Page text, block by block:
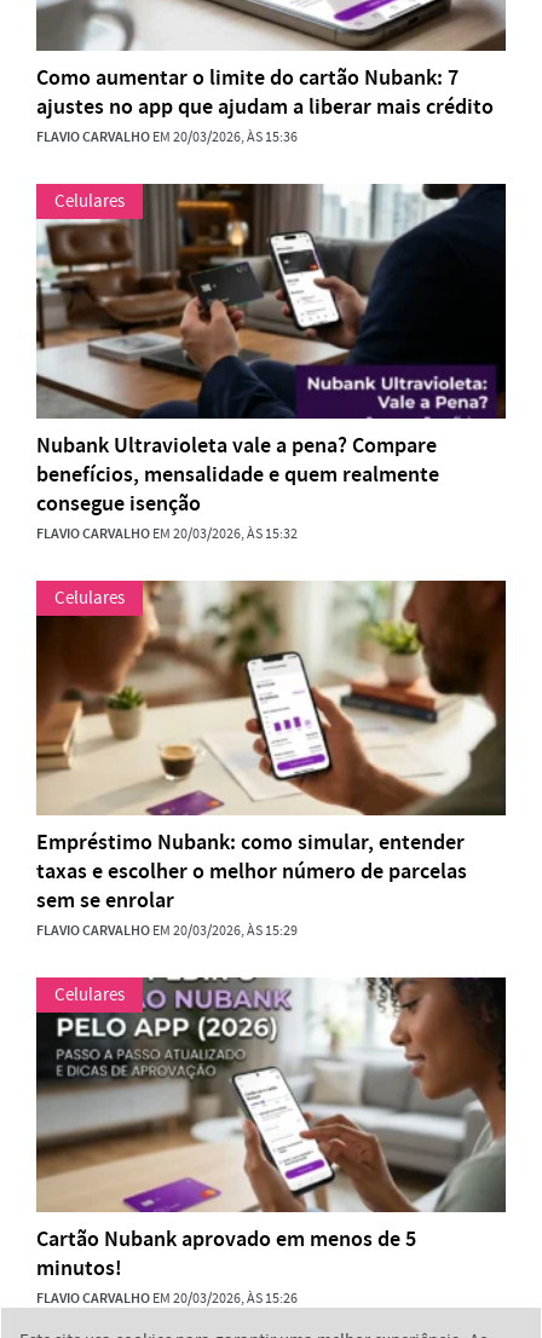
Como aumentar o limite do cartão Nubank: 7
ajustes no app que ajudam a liberar mais crédito
FLAVIO CARVALHOEM 20/03/2026, ÀS 15:36
Celulares
Nubank Ultravioleta vale a pena? Compare
benefícios, mensalidade e quem realmente
consegue isenção
FLAVIO CARVALHOEM 20/03/2026, ÀS 15:32
Celulares
Empréstimo Nubank: como simular, entender
taxas e escolher o melhor número de parcelas
sem se enrolar
FLAVIO CARVALHOEM 20/03/2026, ÀS 15:29
Celulares
Cartão Nubank aprovado em menos de 5
minutos!
FLAVIO CARVALHOEM 20/03/2026, ÀS 15:26